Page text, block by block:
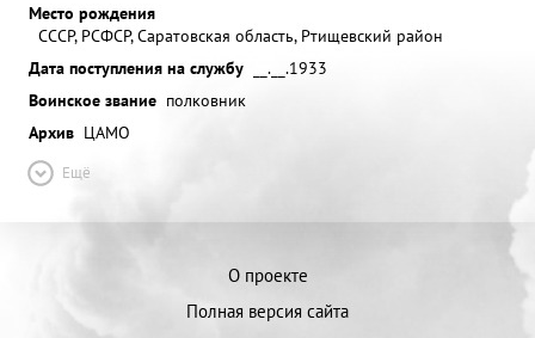
Место рождения
СССР, РСФСР, Саратовская область, Ртищевский район
Дата поступления на службу
__.__.1933
Воинское звание полковник
Архив ЦАМО
Ещё
О проекте
Полная версия сайта